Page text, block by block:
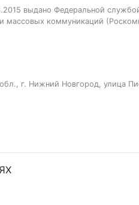
выдано Федеральной
массовых коммуникаций
г. Нижний Новгород, улица